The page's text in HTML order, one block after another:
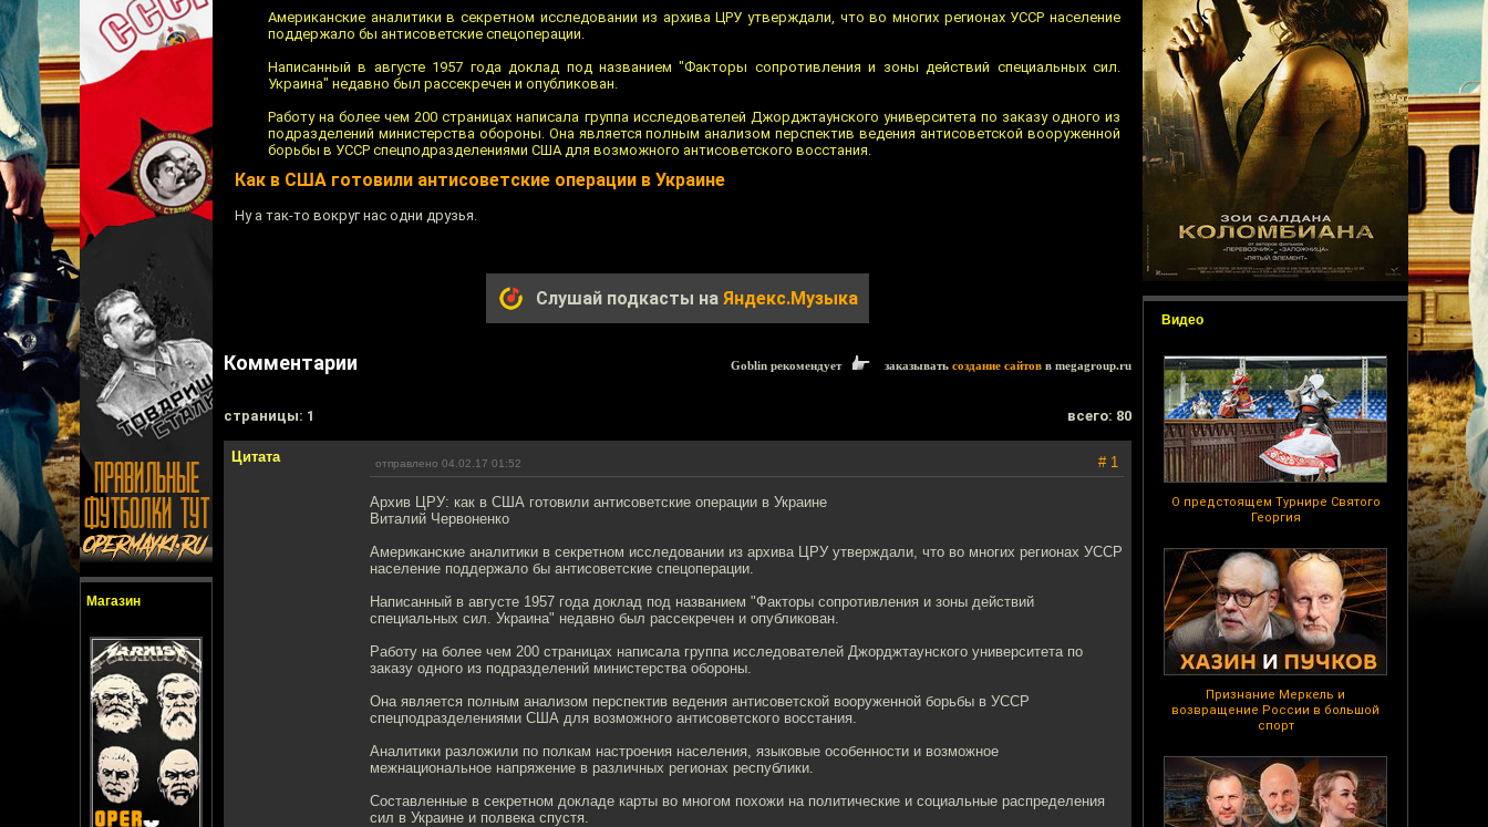
Магазин
Видео
О предстоящем Турнире Святого
Георгия
Признание Меркель и
возвращение России в большой
спорт
Американские аналитики в секретном исследовании из архива ЦРУ утверждали, что во многих регионах УССР население
поддержало бы антисоветские спецоперации.
Написанный в августе 1957 года доклад под названием "Факторы сопротивления и зоны действий специальных сил.
Украина" недавно был рассекречен и опубликован.
Работу на более чем 200 страницах написала группа исследователей Джорджтаунского университета по заказу одного из
подразделений министерства обороны. Она является полным анализом перспектив ведения антисоветской вооруженной
борьбы в УССР спецподразделениями США для возможного антисоветского восстания.
Как в США готовили антисоветские операции в Украине
Ну а так-то вокруг нас одни друзья.
Слушай подкасты на Яндекс.Музыка
Комментарии Goblin рекомендует заказывать создание сайтов в megagroup.ru
cтраницы: 1 всего: 80
Цитата отправлено 04.02.17 01:52 # 1
Архив ЦРУ: как в США готовили антисоветские операции в Украине
Виталий Червоненко
Американские аналитики в секретном исследовании из архива ЦРУ утверждали, что во многих регионах УССР
население поддержало бы антисоветские спецоперации.
Написанный в августе 1957 года доклад под названием "Факторы сопротивления и зоны действий
специальных сил. Украина" недавно был рассекречен и опубликован.
Работу на более чем 200 страницах написала группа исследователей Джорджтаунского университета по
заказу одного из подразделений министерства обороны.
Она является полным анализом перспектив ведения антисоветской вооруженной борьбы в УССР
спецподразделениями США для возможного антисоветского восстания.
Аналитики разложили по полкам настроения населения, языковые особенности и возможное
межнациональное напряжение в различных регионах республики.
Составленные в секретном докладе карты во многом похожи на политические и социальные распределения
сил в Украине и полвека спустя.